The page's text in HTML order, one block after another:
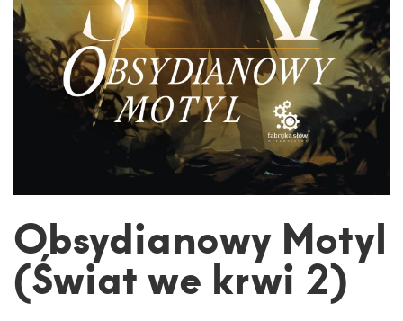
Obsydianowy Motyl
(Świat we krwi 2)